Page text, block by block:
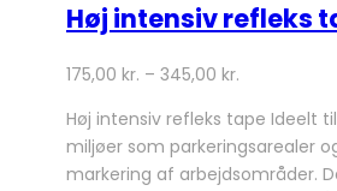
Høj intensiv refleks
175,00 kr. – 345,00 kr.
Høj intensiv refleks tape Ideelt
miljøer som parkeringsarealer
markering af arbejdsområder.